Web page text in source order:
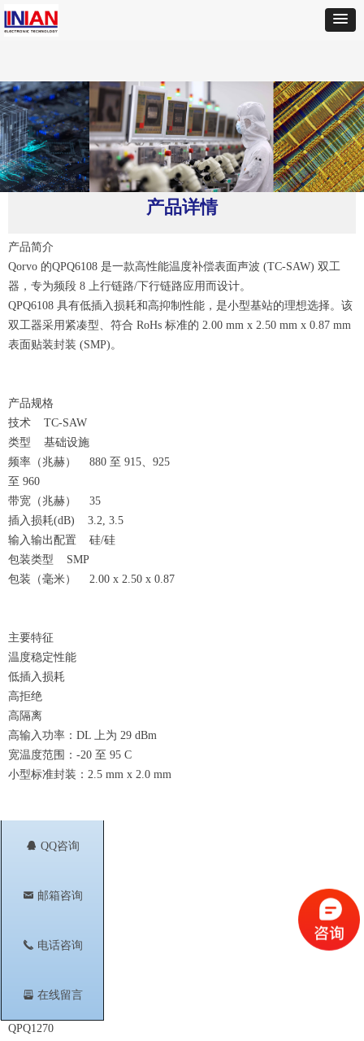
뀩 QQ咨询
낂 邮箱咨询
끅 电话咨询
뀣 在线留言
首页 ꄲ QORVO ꄲ QPQ6108 频段 8 TC-SAW 双工器
产品简介
Qorvo 的QPQ6108 是一款高性能温度补偿表面声波 (TC-SAW) 双工
器，专为频段 8 上行链路/下行链路应用而设计。
QPQ6108 具有低插入损耗和高抑制性能，是小型基站的理想选择。该
双工器采用紧凑型、符合 RoHs 标准的 2.00 mm x 2.50 mm x 0.87 mm
表面贴装封装 (SMP)。
产品规格
技术 TC-SAW
类型 基础设施
频率（兆赫） 880 至 915、925
至 960
带宽（兆赫） 35
插入损耗(dB) 3.2, 3.5
输入输出配置 硅/硅
包装类型 SMP
包装（毫米） 2.00 x 2.50 x 0.87
主要特征
温度稳定性能
低插入损耗
高拒绝
高隔离
高输入功率：DL 上为 29 dBm
宽温度范围：-20 至 95 C
小型标准封装：2.5 mm x 2.0 mm
QM28005
QM28011
QM28017
QM23171
QPQ1270
产品详情